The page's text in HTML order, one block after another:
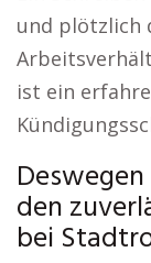
und plötzlich
ist ein
den
bei